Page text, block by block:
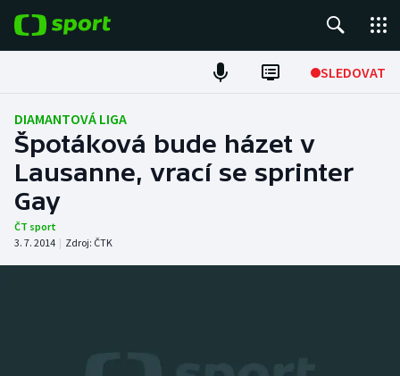
SLEDOVAT
Fotbal
Hokej
Tenis
Atletika
DIAMANTOVÁ LIGA
Špotáková bude házet v
Lausanne, vrací se sprinter
Gay
ČT sport
3. 7. 2014 | Zdroj: ČTK